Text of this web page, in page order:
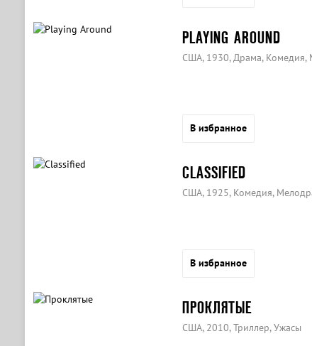
PLAYING AROUND
США, 1930, Драма, Комедия,
В избранное
CLASSIFIED
США, 1925, Комедия,
В избранное
ПРОКЛЯТЫЕ
США, 2010, Триллер, Ужасы